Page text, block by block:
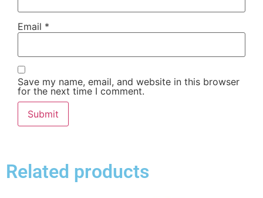
Email *
Save my name, email, and website in this browser
for the next time I comment.
Related products